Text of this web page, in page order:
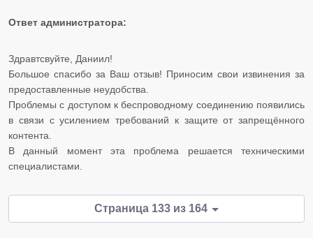
Ответ администратора:
Здравтсвуйте, Даниил!
Большое спасибо за Ваш отзыв! Приносим свои извинения за
предоставленные неудобства.
​​​​​​​Проблемы с доступом к беспроводному соединению появились
в связи с усилением требований к защите от запрещённого
контента.
​​​​​​​В данный момент эта проблема решается техническими
специалистами.
Страница 133 из 164